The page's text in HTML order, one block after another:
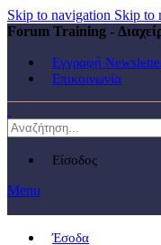
Skip to navigation Skip to
Forum Training -
Εγγραφή
Επικοινωνία
Είσοδος
Menu
Έσοδα